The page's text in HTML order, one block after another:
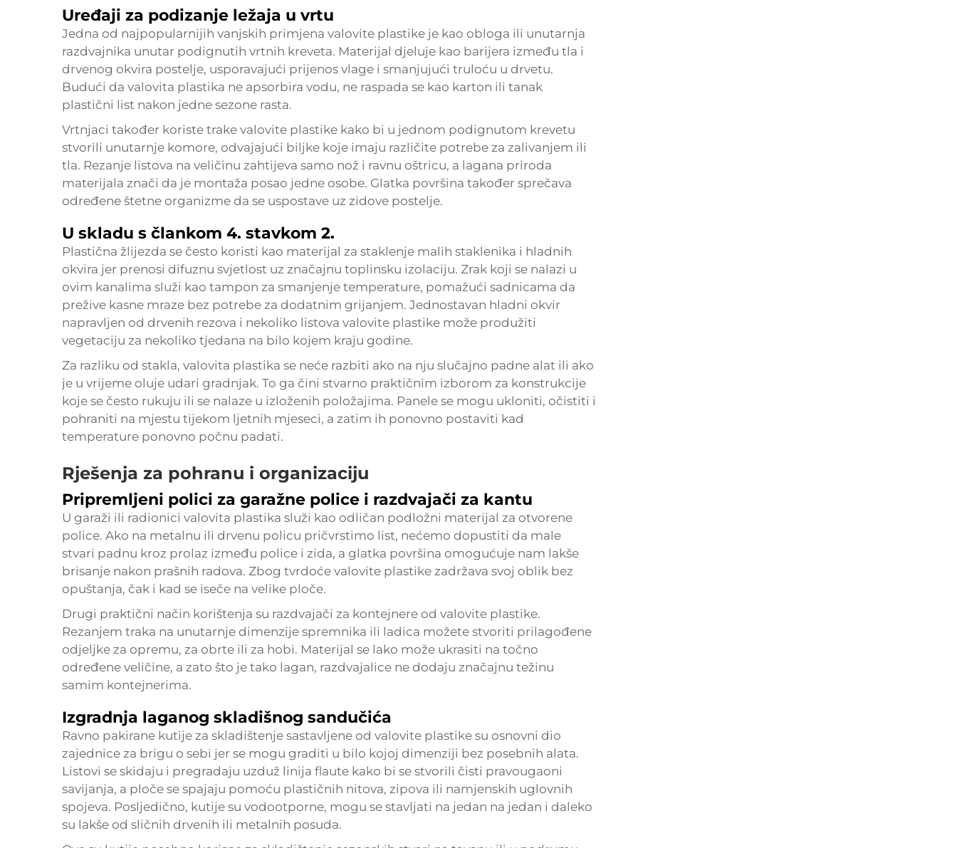
Uređaji za podizanje ležaja u vrtu
Jedna od najpopularnijih vanjskih primjena valovite plastike je kao obloga ili unutarnja
razdvajnika unutar podignutih vrtnih kreveta. Materijal djeluje kao barijera između tla i
drvenog okvira postelje, usporavajući prijenos vlage i smanjujući truloću u drvetu.
Budući da valovita plastika ne apsorbira vodu, ne raspada se kao karton ili tanak
plastični list nakon jedne sezone rasta.
Vrtnjaci također koriste trake valovite plastike kako bi u jednom podignutom krevetu
stvorili unutarnje komore, odvajajući biljke koje imaju različite potrebe za zalivanjem ili
tla. Rezanje listova na veličinu zahtijeva samo nož i ravnu oštricu, a lagana priroda
materijala znači da je montaža posao jedne osobe. Glatka površina također sprečava
određene štetne organizme da se uspostave uz zidove postelje.
U skladu s člankom 4. stavkom 2.
Plastična žlijezda se često koristi kao materijal za staklenje malih staklenika i hladnih
okvira jer prenosi difuznu svjetlost uz značajnu toplinsku izolaciju. Zrak koji se nalazi u
ovim kanalima služi kao tampon za smanjenje temperature, pomažući sadnicama da
prežive kasne mraze bez potrebe za dodatnim grijanjem. Jednostavan hladni okvir
napravljen od drvenih rezova i nekoliko listova valovite plastike može produžiti
vegetaciju za nekoliko tjedana na bilo kojem kraju godine.
Za razliku od stakla, valovita plastika se neće razbiti ako na nju slučajno padne alat ili ako
je u vrijeme oluje udari gradnjak. To ga čini stvarno praktičnim izborom za konstrukcije
koje se često rukuju ili se nalaze u izloženih položajima. Panele se mogu ukloniti, očistiti i
pohraniti na mjestu tijekom ljetnih mjeseci, a zatim ih ponovno postaviti kad
temperature ponovno počnu padati.
Rješenja za pohranu i organizaciju
Pripremljeni polici za garažne police i razdvajači za kantu
U garaži ili radionici valovita plastika služi kao odličan podložni materijal za otvorene
police. Ako na metalnu ili drvenu policu pričvrstimo list, nećemo dopustiti da male
stvari padnu kroz prolaz između police i zida, a glatka površina omogućuje nam lakše
brisanje nakon prašnih radova. Zbog tvrdoće valovite plastike zadržava svoj oblik bez
opuštanja, čak i kad se iseče na velike ploče.
Drugi praktični način korištenja su razdvajači za kontejnere od valovite plastike.
Rezanjem traka na unutarnje dimenzije spremnika ili ladica možete stvoriti prilagođene
odjeljke za opremu, za obrte ili za hobi. Materijal se lako može ukrasiti na točno
određene veličine, a zato što je tako lagan, razdvajalice ne dodaju značajnu težinu
samim kontejnerima.
Izgradnja laganog skladišnog sandučića
Ravno pakirane kutije za skladištenje sastavljene od valovite plastike su osnovni dio
zajednice za brigu o sebi jer se mogu graditi u bilo kojoj dimenziji bez posebnih alata.
Listovi se skidaju i pregradaju uzduž linija flaute kako bi se stvorili čisti pravougaoni
savijanja, a ploče se spajaju pomoću plastičnih nitova, zipova ili namjenskih uglovnih
spojeva. Posljedično, kutije su vodootporne, mogu se stavljati na jedan na jedan i daleko
su lakše od sličnih drvenih ili metalnih posuda.